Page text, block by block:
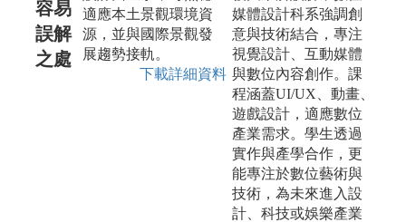
容易
誤解
之處
適應本土景觀環境資
源，並與國際景觀發
展趨勢接軌。
下載詳細資料
媒體設計科系強調創
意與技術結合，專注
視覺設計、互動媒體
與數位內容創作。課
程涵蓋UI/UX、動畫、
遊戲設計，適應數位
產業需求。學生透過
實作與產學合作，更
能專注於數位藝術與
技術，為未來進入設
計、科技或娛樂產業